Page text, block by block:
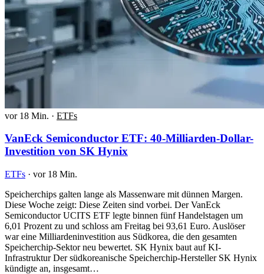
vor 18 Min. · ETFs
VanEck Semiconductor ETF: 40-Milliarden-Dollar-
Investition von SK Hynix
ETFs · vor 18 Min.
Speicherchips galten lange als Massenware mit dünnen Margen.
Diese Woche zeigt: Diese Zeiten sind vorbei. Der VanEck
Semiconductor UCITS ETF legte binnen fünf Handelstagen um
6,01 Prozent zu und schloss am Freitag bei 93,61 Euro. Auslöser
war eine Milliardeninvestition aus Südkorea, die den gesamten
Speicherchip-Sektor neu bewertet. SK Hynix baut auf KI-
Infrastruktur Der südkoreanische Speicherchip-Hersteller SK Hynix
kündigte an, insgesamt…